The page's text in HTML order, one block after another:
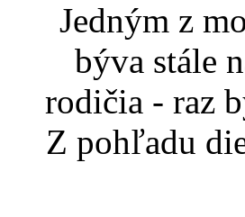
Jedným z
býva stále
rodičia - raz
Z pohľadu